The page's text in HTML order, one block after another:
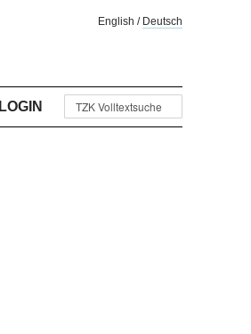
English / Deutsch
LOGIN